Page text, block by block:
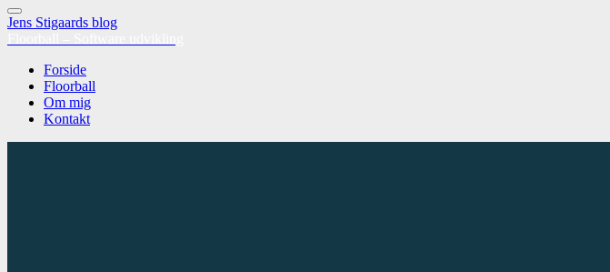
Jens Stigaards blog
Forside
Floorball
Om mig
Kontakt